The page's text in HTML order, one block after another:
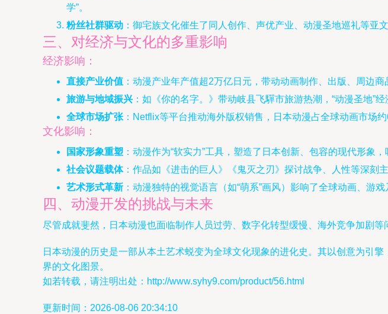
学”。
粉丝社群驱动 ：御宅族文化催生了同人创作、声优产业、动漫圣地巡礼等亚
三、对经济与文化的多重影响
经济影响：
直接产业价值 ：动漫产业年产值超2万亿日元，带动动画制作、出版、周边商
旅游与地域振兴 ：如《你的名字。》带动岐县飞驒市旅游热潮，“动漫圣地”经
全球市场扩张 ：Netflix等平台推动海外版权销售，日本动漫占全球动画市场
文化影响：
国家形象重塑 ：动漫作为“软实力”工具，塑造了日本创新、包容的现代形象
社会议题载体：作品如《进击的巨人》《鬼灭之刃》探讨战争、人性等深刻
艺术形式革新 ：动漫独特的视觉语言（如“萌系”画风）影响了全球动画、游戏
四、动漫开发的挑战与未来
尽管成就斐然，日本动漫也面临制作人员过劳、数字化转型缓慢、海外竞争加剧
日本动漫的历史是一部从本土艺术蜕变为全球文化现象的进化史。其以创意为引
界的文化图景。
如若转载，请注明出处：http://www.syhy9.com/product/56.html
更新时间：2026-08-06 20:34:10